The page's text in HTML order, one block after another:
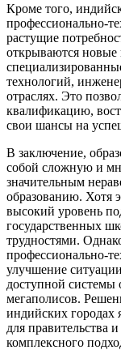
Кроме того,
профессионально-
растущие
открываются
технологий,
отраслях. Это
квалификацию,
свои шансы на
В заключение,
собой сложную и
значительным
образованию. Хотя
высокий уровень
государственных
трудностями.
профессионально-
улучшение
доступной системы
мегаполисов.
индийских городах
для правительства
комплексного